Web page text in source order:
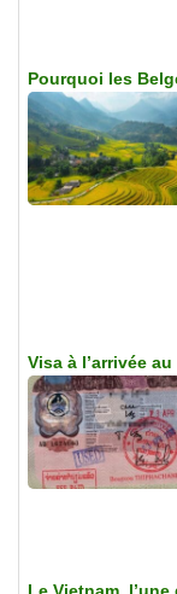
Pourquoi les
Visa à l’arrivée